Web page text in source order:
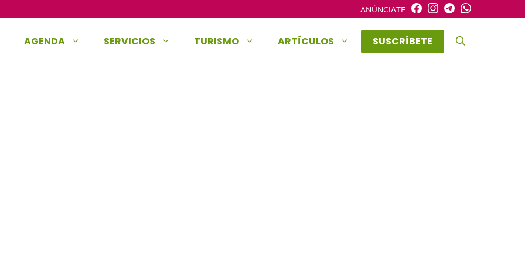
ANÚNCIATE
AGENDA SERVICIOS TURISMO ARTÍCULOS SUSCRÍBETE